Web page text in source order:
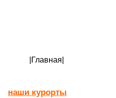
Главная
наши курорты